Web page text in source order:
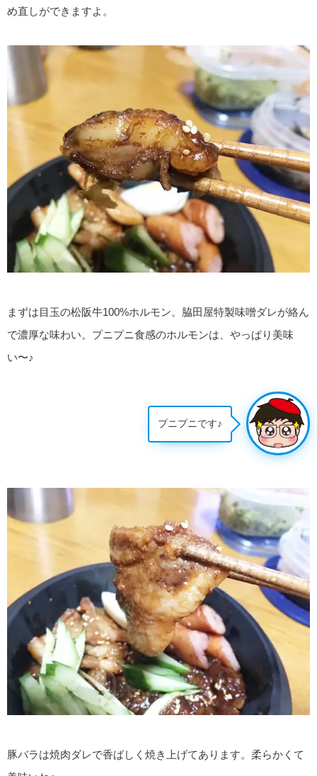
め直しができますよ。
まずは目玉の松阪牛100%ホルモン。脇田屋特製味噌ダレが絡ん
で濃厚な味わい。プニプニ食感のホルモンは、やっぱり美味
い〜♪
プニプニです♪
豚バラは焼肉ダレで香ばしく焼き上げてあります。柔らかくて